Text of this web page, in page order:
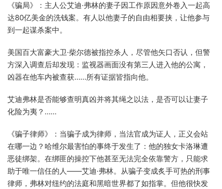
《骗局》：主人公艾迪·弗林的妻子因工作原因意外卷入一起高
达80亿美金的洗钱案。有人以他妻子的自由相要挟，让他参与
到一起谋杀案中。
美国百大富豪大卫·柴尔德被指控杀人，尽管他矢口否认，但警
方深入调查后却发现：监视器画面没有第三人进入他的公寓，
凶器在他车内被查获……所有证据皆指向他。
艾迪弗林是否能够查明真凶并将其绳之以法，是否可以让妻子
化险为夷？……
《骗子律师》：当骗子成为律师，当法官成为证人，正义会站
在哪一边？哈维尔最害怕的事终于发生了：他的独女卡洛琳遭
恶徒绑架。在绑匪的操控下他甚至无法完全依靠警方，只能求
助于唯一信任的人——艾迪·弗林。从骗子变成炙手可热的刑事
律师，弗林对纽约的法庭和黑暗世界都了如指掌。但他很快发